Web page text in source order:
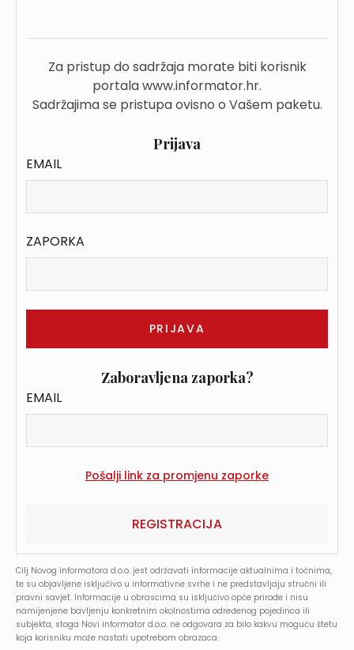
Za pristup do sadržaja morate biti korisnik
portala www.informator.hr.
Sadržajima se pristupa ovisno o Vašem paketu.
Prijava
EMAIL
ZAPORKA
Zaboravljena zaporka?
EMAIL
REGISTRACIJA
Cilj Novog informatora d.o.o. jest održavati informacije aktualnima i točnima,
te su objavljene isključivo u informativne svrhe i ne predstavljaju stručni ili
pravni savjet. Informacije u obrascima su isključivo opće prirode i nisu
namijenjene bavljenju konkretnim okolnostima određenog pojedinca ili
subjekta, stoga Novi informator d.o.o. ne odgovara za bilo kakvu moguću štetu
koja korisniku može nastati upotrebom obrazaca.